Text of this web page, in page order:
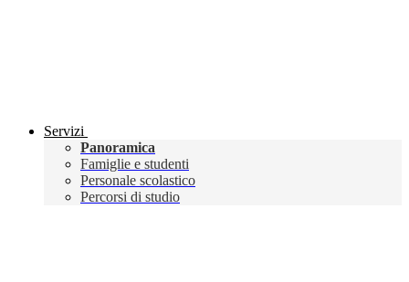
Servizi
Panoramica
Famiglie e studenti
Personale scolastico
Percorsi di studio